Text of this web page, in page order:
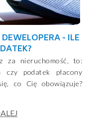
- ILE
za nieruchomość, to:
czy podatek płacony
co Cię obowiązuje?